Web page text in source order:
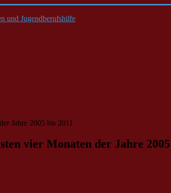
und Jugendberufshilfe
Jahre 2005 bis 2011
vier Monaten der Jahre 2005